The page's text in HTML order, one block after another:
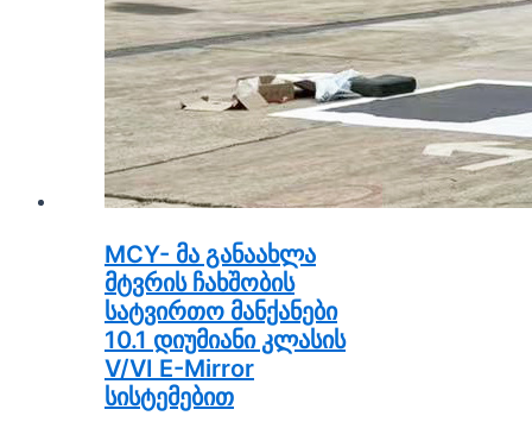
MCY- მა განაახლა
მტვრის ჩახშობის
სატვირთო მანქანები
10.1 დიუმიანი კლასის
V/VI E-Mirror
სისტემებით